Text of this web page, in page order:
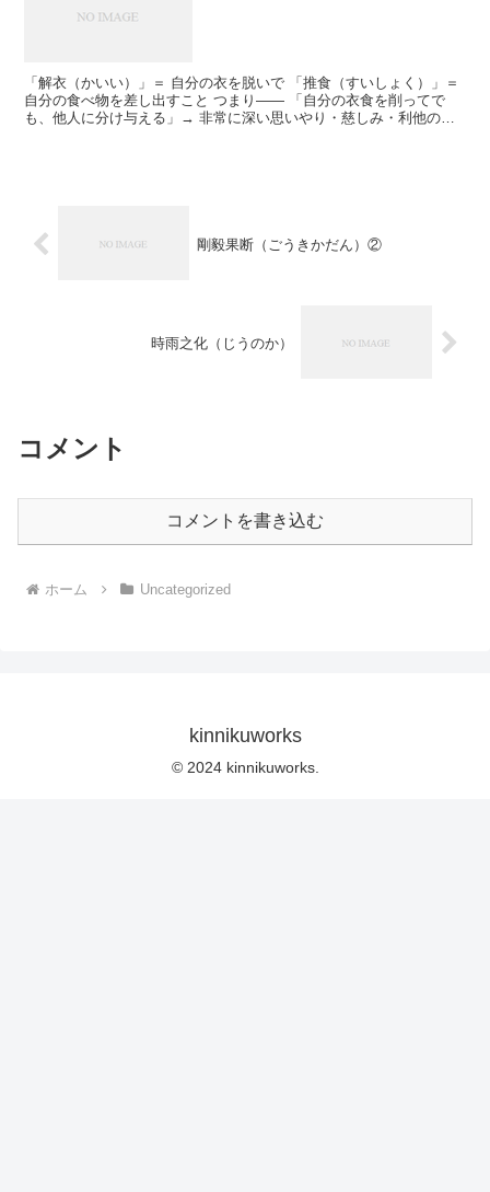
「解衣（かいい）」＝ 自分の衣を脱いで 「推食（すいしょく）」＝
自分の食べ物を差し出すこと つまり―― 「自分の衣食を削ってで
も、他人に分け与える」→ 非常に深い思いやり・慈しみ・利他の心
剛毅果断（ごうきかだん）②
時雨之化（じうのか）
コメント
コメントを書き込む
ホーム Uncategorized
kinnikuworks
© 2024 kinnikuworks.